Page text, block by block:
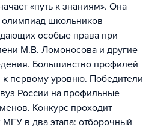
«путь к знаниям». Она
школьников
особые права при
М.В. Ломоносова и другие
Большинство профилей
к первому уровню. Победители
России на профильные
Конкурс проходит
МГУ в два этапа: отборочный